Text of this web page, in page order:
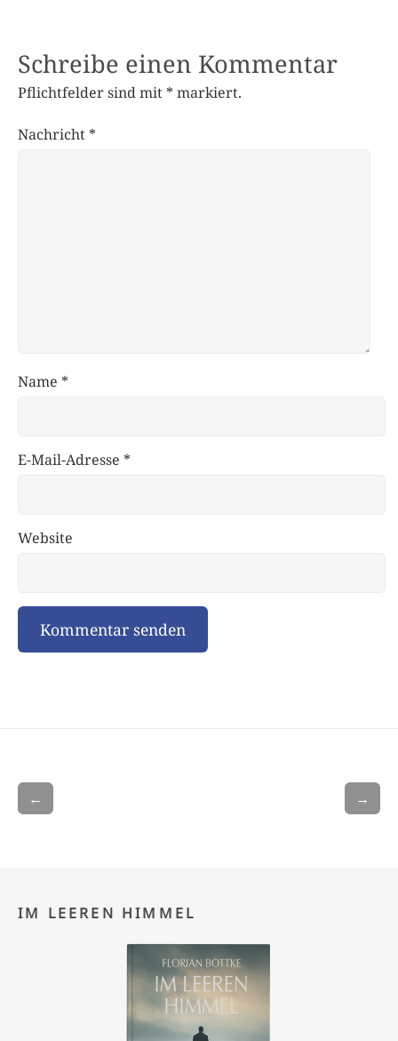
Schreibe einen Kommentar
Pflichtfelder sind mit * markiert.
Nachricht *
Name *
E-Mail-Adresse *
Website
← →
IM LEEREN HIMMEL